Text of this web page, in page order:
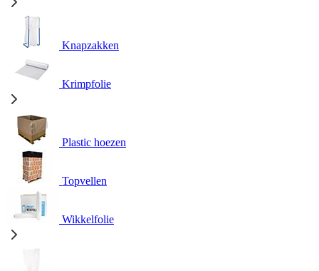
Knapzakken
Krimpfolie
Plastic hoezen
Topvellen
Wikkelfolie